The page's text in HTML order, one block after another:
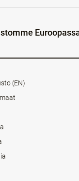
(EN)